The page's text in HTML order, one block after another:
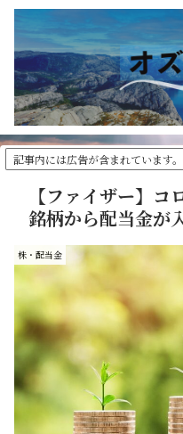
記事内には広告が含まれています。
【ファイザー】
銘柄から配当金
株・配当金